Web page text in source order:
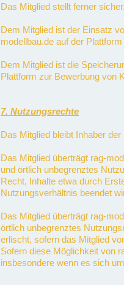
Das Mitglied stellt ferner
Dem Mitglied ist der Einsatz
modellbau.de auf der
Dem Mitglied ist die
Plattform zur Bewerbung von
7. Nutzungsrechte
Das Mitglied bleibt Inhaber
Das Mitglied überträgt rag-
und örtlich unbegrenztes
Recht, Inhalte etwa durch
Nutzungsverhältnis beendet
Das Mitglied überträgt rag-
örtlich unbegrenztes
erlischt, sofern das Mitglied
Sofern diese Möglichkeit von
insbesondere wenn es sich